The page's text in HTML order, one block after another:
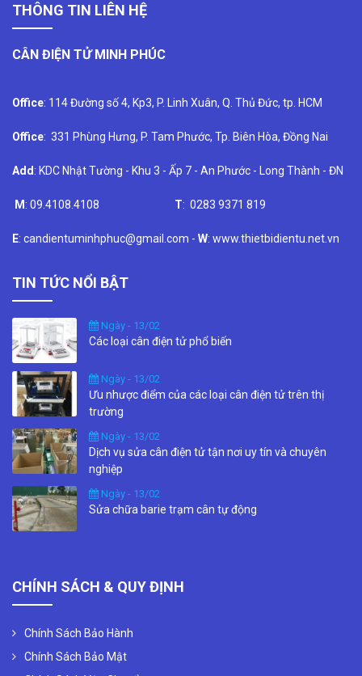
THÔNG TIN LIÊN HỆ
CÂN ĐIỆN TỬ MINH PHÚC
Office: 114 Đường số 4, Kp3, P. Linh Xuân, Q. Thủ Đức, tp. HCM
Office: 331 Phùng Hưng, P. Tam Phước, Tp. Biên Hòa, Đồng Nai
Add : KDC Nhật Tường - Khu 3 - Ấp 7 - An Phước - Long Thành - ĐN
M : 09.4108.4108 T: 0283 9371 819
E: candientuminhphuc@gmail.com - W: www.thietbidientu.net.vn
TIN TỨC NỔI BẬT
Ngày - 13/02
Các loại cân điện tử phổ biến
Ngày - 13/02
Ưu nhược điểm của các loại cân điện tử trên thị
trường
Ngày - 13/02
Dịch vụ sửa cân điện tử tận nơi uy tín và chuyên
nghiệp
Ngày - 13/02
Sửa chữa barie trạm cân tự động
CHÍNH SÁCH & QUY ĐỊNH
Chính Sách Bảo Hành
Chính Sách Bảo Mật